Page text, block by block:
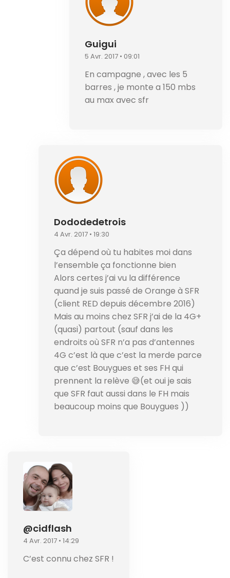
Guigui
5 Avr. 2017 • 09:01
En campagne , avec les 5
barres , je monte a 150 mbs
au max avec sfr
Dododedetrois
4 Avr. 2017 • 19:30
Ça dépend où tu habites moi dans
l’ensemble ça fonctionne bien
Alors certes j’ai vu la différence
quand je suis passé de Orange à SFR
(client RED depuis décembre 2016)
Mais au moins chez SFR j’ai de la 4G+
(quasi) partout (sauf dans les
endroits où SFR n’a pas d’antennes
4G c’est là que c’est la merde parce
que c’est Bouygues et ses FH qui
prennent la relève 😅(et oui je sais
que SFR faut aussi dans le FH mais
beaucoup moins que Bouygues ))
@cidflash
4 Avr. 2017 • 14:29
C’est connu chez SFR !